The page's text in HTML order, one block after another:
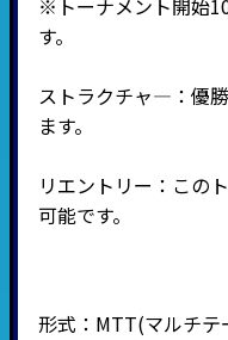
※トーナメント開始
す。
ストラクチャ―：優
ます。
リエントリー：この
可能です。
形式：MTT(マルチテ